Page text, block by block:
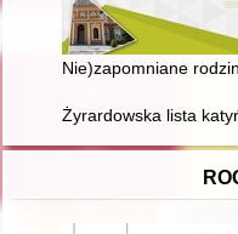
Nie)zapomniane
Żyrardowska lista